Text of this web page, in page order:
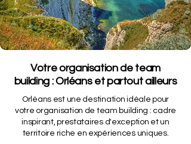
Votre organisation de team
building : Orléans et partout ailleurs
Orléans est une destination idéale pour
votre organisation de team building : cadre
inspirant, prestataires d'exception et un
territoire riche en expériences uniques.